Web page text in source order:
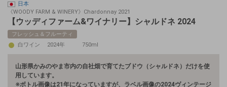
日本
《WOODY FARM & WINERY》Chardonnay 2021
【ウッディファーム&ワイナリー】シャルドネ 2024
フレッシュ＆フルーティ
白ワイン
2024年 750ml
山形県かみのやま市内の自社畑で育てたブドウ（シャルドネ）だけを使
用しています。
※ボトル画像は21年になっていますが、ラベル画像の2024ヴィンテージ